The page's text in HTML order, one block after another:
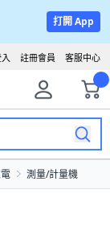
打開 App
客服中心
註冊會員
測量/計量機